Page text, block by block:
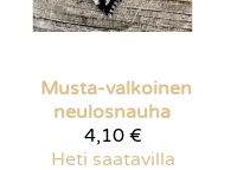
Musta-valkoinen
neulosnauha
4,10 €
Heti saatavilla